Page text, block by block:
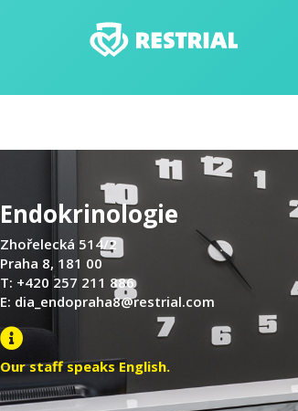
Endokrinologie
Zhořelecká 514/2
Praha 8, 181 00
T: +420 257 211 886
E: dia_endopraha8@restrial.com
Our staff speaks English.